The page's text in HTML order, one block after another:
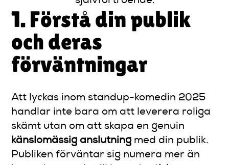
1. Förstå din publik
och deras
förväntningar
Att lyckas inom standup-komedin 2025
handlar inte bara om att leverera roliga
skämt utan om att skapa en genuin
känslomässig anslutning med din publik.
Publiken förväntar sig numera mer än